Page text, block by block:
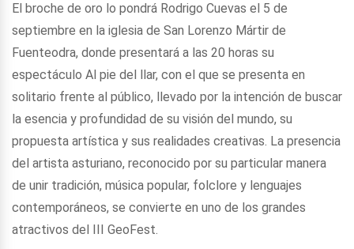
El broche de oro lo pondrá Rodrigo Cuevas el 5 de
septiembre en la iglesia de San Lorenzo Mártir de
Fuenteodra, donde presentará a las 20 horas su
espectáculo Al pie del llar, con el que se presenta en
solitario frente al público, llevado por la intención de buscar
la esencia y profundidad de su visión del mundo, su
propuesta artística y sus realidades creativas. La presencia
del artista asturiano, reconocido por su particular manera
de unir tradición, música popular, folclore y lenguajes
contemporáneos, se convierte en uno de los grandes
atractivos del III GeoFest.